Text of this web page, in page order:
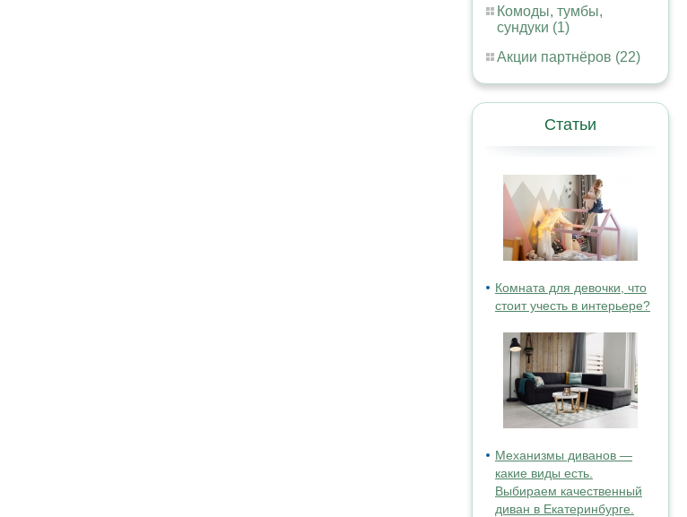
Комоды, тумбы,
сундуки (1)
Акции партнёров (22)
Статьи
Комната для девочки, что
стоит учесть в интерьере?
Механизмы диванов —
какие виды есть.
Выбираем качественный
диван в Екатеринбурге.